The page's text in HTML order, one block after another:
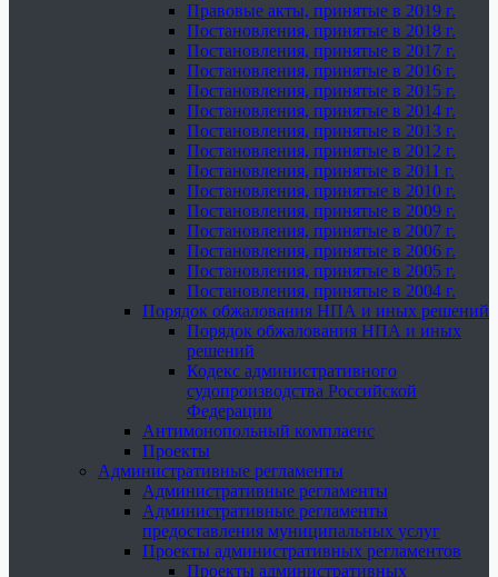
Правовые акты, принятые в 2019 г.
Постановления, принятые в 2018 г.
Постановления, принятые в 2017 г.
Постановления, принятые в 2016 г.
Постановления, принятые в 2015 г.
Постановления, принятые в 2014 г.
Постановления, принятые в 2013 г.
Постановления, принятые в 2012 г.
Постановления, принятые в 2011 г.
Постановления, принятые в 2010 г.
Постановления, принятые в 2009 г.
Постановления, принятые в 2007 г.
Постановления, принятые в 2006 г.
Постановления, принятые в 2005 г.
Постановления, принятые в 2004 г.
Порядок обжалования НПА и иных решений
Порядок обжалования НПА и иных
решений
Кодекс административного
судопроизводства Российской
Федерации
Антимонопольный комплаенс
Проекты
Административные регламенты
Административные регламенты
Административные регламенты
предоставления муниципальных услуг
Проекты административных регламентов
Проекты административных